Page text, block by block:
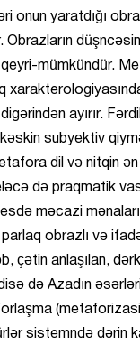
onun yaratdığı
Obrazların
mümkündür.
ayırır.
subyektiv
dil və nitqin
də praqmatik
məcazi
obrazlı və
çətin anlaşılan,
də Azadın
sistemndə dərin